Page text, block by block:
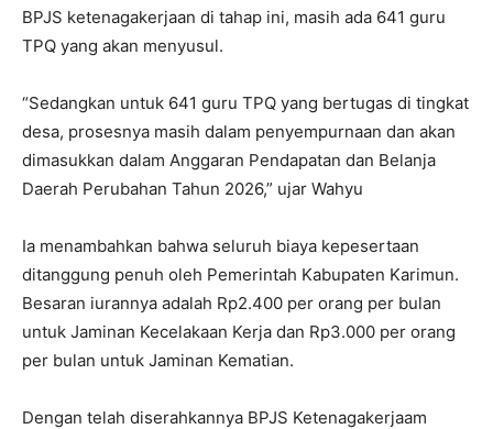
BPJS ketenagakerjaan di tahap ini, masih ada 641 guru
TPQ yang akan menyusul.
“Sedangkan untuk 641 guru TPQ yang bertugas di tingkat
desa, prosesnya masih dalam penyempurnaan dan akan
dimasukkan dalam Anggaran Pendapatan dan Belanja
Daerah Perubahan Tahun 2026,” ujar Wahyu
Ia menambahkan bahwa seluruh biaya kepesertaan
ditanggung penuh oleh Pemerintah Kabupaten Karimun.
Besaran iurannya adalah Rp2.400 per orang per bulan
untuk Jaminan Kecelakaan Kerja dan Rp3.000 per orang
per bulan untuk Jaminan Kematian.
Dengan telah diserahkannya BPJS Ketenagakerjaam